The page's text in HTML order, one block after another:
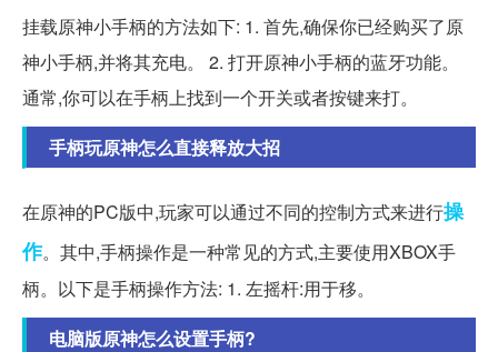
挂载原神小手柄的方法如下: 1. 首先,确保你已经购买了原
神小手柄,并将其充电。 2. 打开原神小手柄的蓝牙功能。
通常,你可以在手柄上找到一个开关或者按键来打。
手柄玩原神怎么直接释放大招
在原神的PC版中,玩家可以通过不同的控制方式来进行操
作。其中,手柄操作是一种常见的方式,主要使用XBOX手
柄。以下是手柄操作方法: 1. 左摇杆:用于移。
电脑版原神怎么设置手柄?